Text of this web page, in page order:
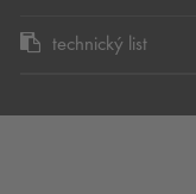
technický list